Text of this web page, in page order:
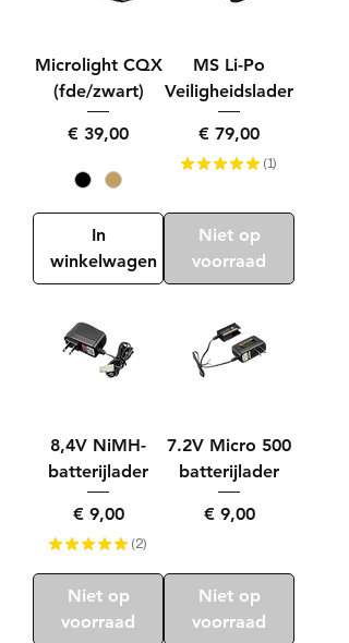
Microlight CQX
(fde/zwart)
Prijs
€ 39,00
In
winkelwagen
MS Li-Po
Veiligheidslader
Prijs
€ 79,00
★ ★ ★ ★ ★ 1
1
Niet op
voorraad
8,4V NiMH-
batterijlader
Prijs
€ 9,00
★ ★ ★ ★ ★ 2
2
Niet op
voorraad
7.2V Micro 500
batterijlader
Prijs
€ 9,00
Niet op
voorraad